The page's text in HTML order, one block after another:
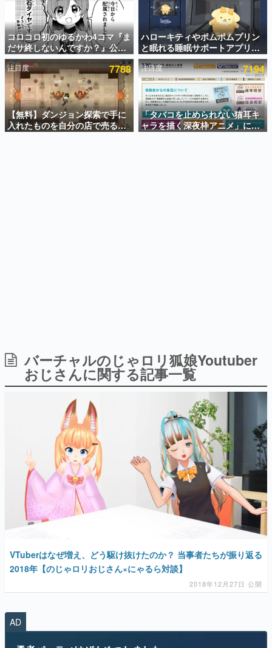
ゲームの企画書
名作ゲームクリエイターの方々に製作時のエピソードをお
聞きし、ヒットする企画（ゲーム）とは何か？を探ってい
きます。
赫本
この物語を解いてはいけない。『赫本』は、〈試験問題〉
の形をした短編ホラー小説集です。
新世代に訊く
これからのデジタルゲーム市場を担う若きクリエイター達
の姿を追い、彼らのルーツと情熱を探っていきます。
「経験値」「裏技」「ラスボス」… ゲームにまつわる言葉
の起源や用法の変遷を、コンピューター文化史研究家・タ
イニーP氏が徹底調査。
カテゴリ
マンガ
女性向け
アプリレビュー
その他
電ファミニコゲーマーとは？
コロコロ初のゆるかわ4コマ『ま
だサ終しないんですか？』公開
スタート。主人公は新入社員の
侘石ダイヤ、ゲーム会社を舞台
にトラブルへ対応する社員たち
を描く
ハローキティやポムポムプリン
と眠れる睡眠サポートアプリ
『ゆめたび』が配信中。キャラ
ごとのASMRや目覚ましアラー
ムも搭載
注目度 7788
【無料】ダンジョン探索で手に
入れたものを自分の店で売るゲ
ーム『Moonlighter』がSteam
注目度 7194
「タバコを止められない猫耳キ
ャラを描く深夜枠アニメ」に視
聴者の一部から批判意見。違法
VTuberはなぜ増え、どう駆け抜けたのか？ 当事者たちが振り返る
2018年【のじゃロリおじさん×にゃるら対談】